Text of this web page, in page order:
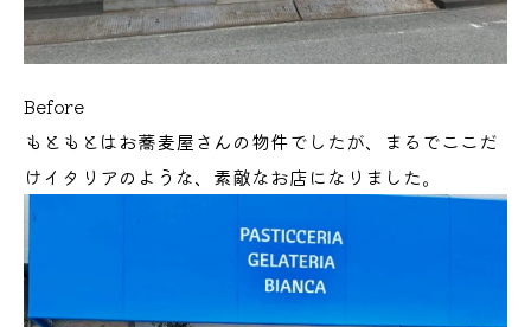
Before
もともとはお蕎麦屋さんの物件でしたが、まるでここだ
けイタリアのような、素敵なお店になりました。